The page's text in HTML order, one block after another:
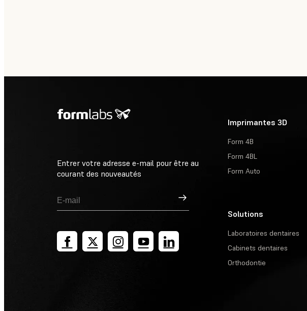
Entrer votre adresse e-mail pour être au
courant des nouveautés
Inscription
Imprimantes 3D
Form 4B
Form 4BL
Form Auto
Solutions
Laboratoires dentaires
Cabinets dentaires
Orthodontie